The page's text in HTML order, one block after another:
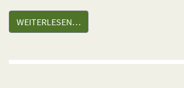
WEITERLESEN…